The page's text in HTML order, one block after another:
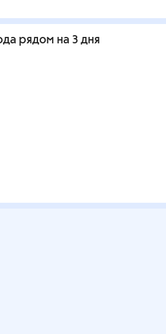
рядом на 3 дня